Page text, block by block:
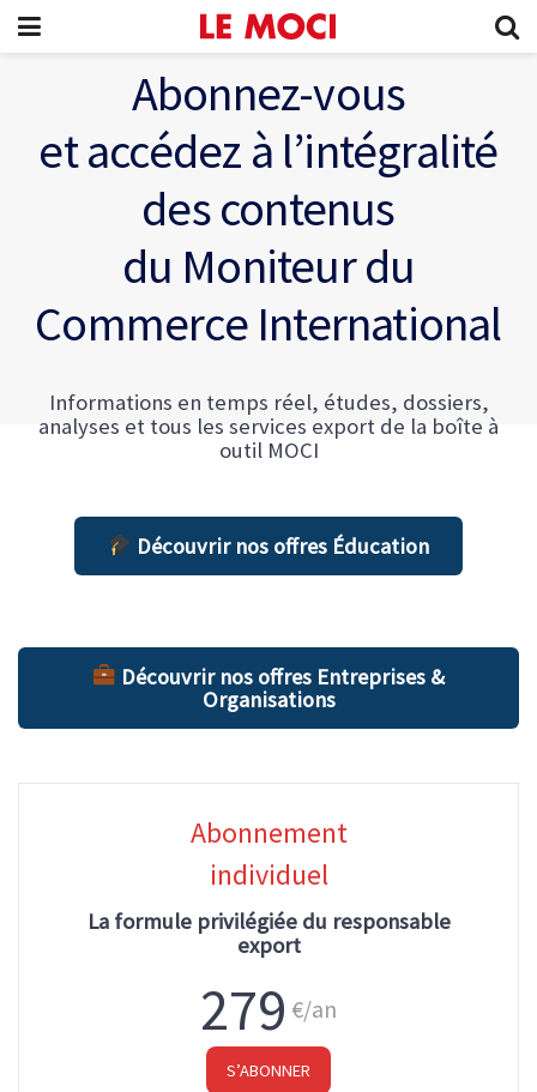
Abonnez-vous
et accédez à l’intégralité
des contenus
du Moniteur du
Commerce International
Informations en temps réel, études, dossiers,
analyses et tous les services export de la boîte à
outil MOCI
Découvrir nos offres Éducation
Découvrir nos offres Entreprises &
Organisations
Abonnement
individuel
La formule privilégiée du responsable
export
279 €/an
S’ABONNER